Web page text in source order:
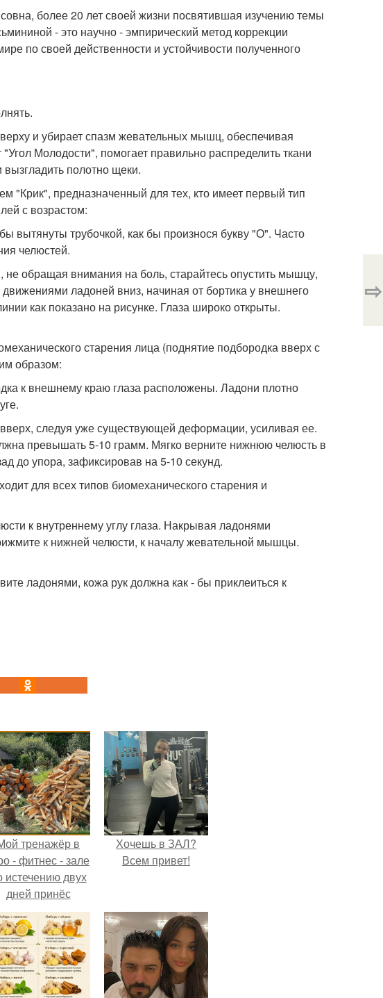
более 20 лет своей жизни посвятившая изучению темы
- это научно - эмпирический метод коррекции
по своей действенности и устойчивости полученного
и убирает спазм жевательных мышц, обеспечивая
Молодости", помогает правильно распределить ткани
полотно щеки.
"Крик", предназначенный для тех, кто имеет первый тип
с возрастом:
вытянуты трубочкой, как бы произнося букву "О". Часто
челюстей.
обращая внимания на боль, старайтесь опустить мышцу,
ладоней вниз, начиная от бортика у внешнего
как показано на рисунке. Глаза широко открыты.
старения лица (поднятие подбородка вверх с
образом:
к внешнему краю глаза расположены. Ладони плотно
следуя уже существующей деформации, усиливая ее.
превышать 5-10 грамм. Мягко верните нижнюю челюсть в
до упора, зафиксировав на 5-10 секунд.
для всех типов биомеханического старения и
к внутреннему углу глаза. Накрывая ладонями
к нижней челюсти, к началу жевательной мышцы.
ладонями, кожа рук должна как - бы приклеиться к
⇨
тренажёр в
- фитнес - зале
истечению двух
дней принёс
ощутимый
результат.
Хочешь в ЗАЛ?
Всем привет!